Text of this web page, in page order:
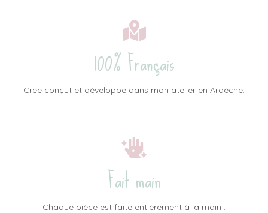
100% Français
Crée conçut et développé dans mon atelier en Ardèche.
Fait main
Chaque pièce est faite entièrement à la main .